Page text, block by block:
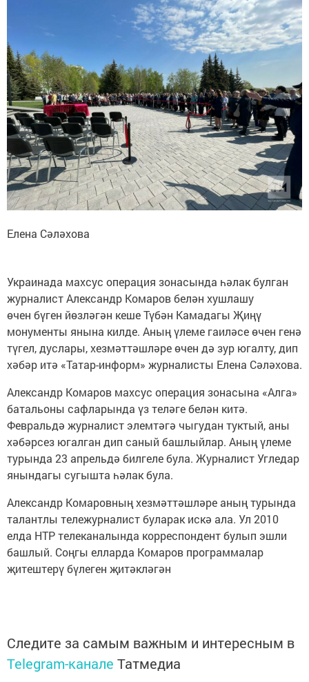
Елена Сәләхова
Украинада махсус операция зонасында һәлак булган
журналист Александр Комаров белән хушлашу
өчен бүген йөзләгән кеше Түбән Камадагы Җиңү
монументы янына килде. Аның үлеме гаиләсе өчен генә
түгел, дуслары, хезмәттәшләре өчен дә зур югалту, дип
хәбәр итә «Татар-информ» журналисты Елена Сәләхова.
Александр Комаров махсус операция зонасына «Алга»
батальоны сафларында үз теләге белән китә.
Февральдә журналист элемтәгә чыгудан туктый, аны
хәбәрсез югалган дип саный башлыйлар. Аның үлеме
турында 23 апрельдә билгеле була. Журналист Угледар
янындагы сугышта һәлак була.
Александр Комаровның хезмәттәшләре аның турында
талантлы тележурналист буларак искә ала. Ул 2010
елда НТР телеканалында корреспондент булып эшли
башлый. Соңгы елларда Комаров программалар
җитештерү бүлеген җитәкләгән
Следите за самым важным и интересным в
Telegram-канале Татмедиа